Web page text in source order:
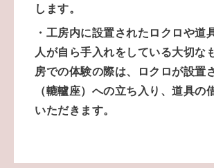
します。
・工房内に設置されたロクロや道
人が自ら手入れをしている大切な
房での体験の際は、ロクロが設置
（轆轤座）への立ち入り、道具の
いただきます。